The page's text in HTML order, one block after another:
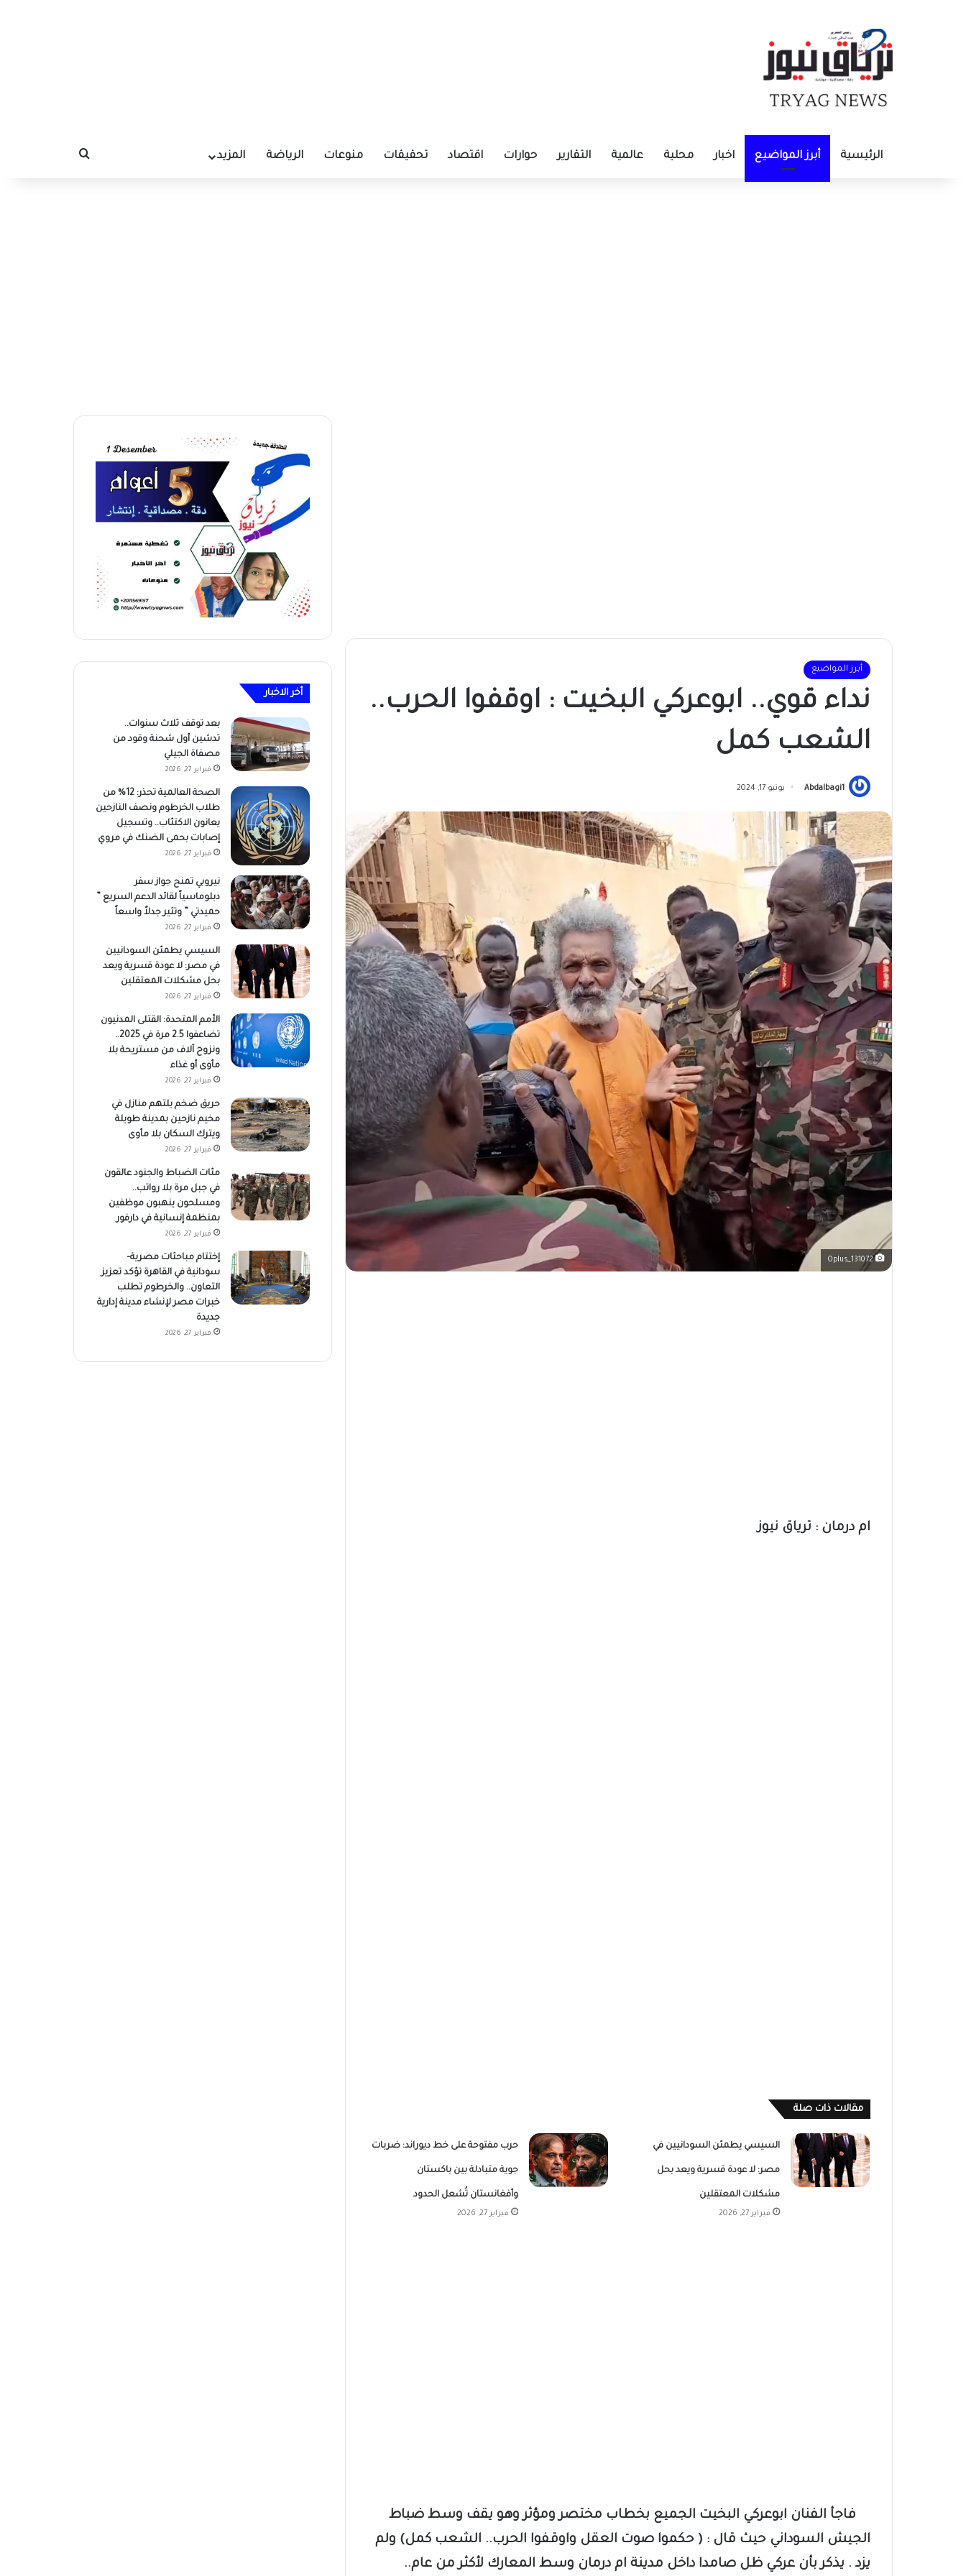
الرئيسية أبرز المواضيع اخبار محلية عالمية التقارير حوارات اقتصاد تحقيقات منوعات الرياضة المزيد بحث عن
أبرز المواضيع
نداء قوي.. ابوعركي البخيت : اوقفوا الحرب..
الشعب كمل
Abdalbagi1 يونيو 17, 2024
Oplus_131072
ام درمان : ترياق نيوز
مقالات ذات صلة
السيسي يطمئن السودانيين في
مصر: لا عودة قسرية ويعد بحل
مشكلات المعتقلين
فبراير 27, 2026
حرب مفتوحة على خط ديوراند: ضربات
جوية متبادلة بين باكستان
وأفغانستان تُشعل الحدود
فبراير 27, 2026
فاجأ الفنان ابوعركي البخيت الجميع بخطاب مختصر ومؤثر وهو يقف وسط ضباط
الجيش السوداني حيث قال : ( حكموا صوت العقل واوقفوا الحرب.. الشعب كمل) ولم
يزد . يذكر بأن عركي ظل صامدا داخل مدينة ام درمان وسط المعارك لأكثر من عام..
أخر الاخبار
بعد توقف ثلاث سنوات..
تدشين أول شحنة وقود من
مصفاة الجيلي
فبراير 27, 2026
الصحة العالمية تحذر: 12% من
طلاب الخرطوم ونصف النازحين
يعانون الاكتئاب.. وتسجيل
إصابات بحمى الضنك في مروي
فبراير 27, 2026
نيروبي تمنح جواز سفر
دبلوماسياً لقائد الدعم السريع ”
حميدتي ” وتثير جدلاً واسعاً
فبراير 27, 2026
السيسي يطمئن السودانيين
في مصر: لا عودة قسرية ويعد
بحل مشكلات المعتقلين
فبراير 27, 2026
الأمم المتحدة: القتلى المدنيون
تضاعفوا 2.5 مرة في 2025..
ونزوح آلاف من مستريحة بلا
مأوى أو غذاء
فبراير 27, 2026
حريق ضخم يلتهم منازل في
مخيم نازحين بمدينة طويلة
ويترك السكان بلا مأوى
فبراير 27, 2026
مئات الضباط والجنود عالقون
في جبل مرة بلا رواتب..
ومسلحون ينهبون موظفين
بمنظمة إنسانية في دارفور
فبراير 27, 2026
إختتام مباحثات مصرية–
سودانية في القاهرة تؤكد تعزيز
التعاون.. والخرطوم تطلب
خبرات مصر لإنشاء مدينة إدارية
جديدة
فبراير 27, 2026